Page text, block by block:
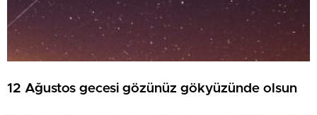
12 Ağustos gecesi gözünüz gökyüzünde olsun